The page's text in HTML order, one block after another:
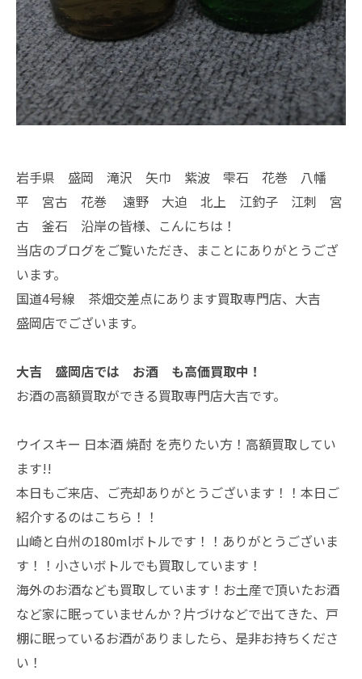
岩手県 盛岡 滝沢 矢巾 紫波 雫石 花巻 八幡
平 宮古 花巻 遠野 大迫 北上 江釣子 江刺 宮
古 釜石 沿岸の皆様、こんにちは！
当店のブログをご覧いただき、まことにありがとうござ
います。
国道4号線 茶畑交差点にあります買取専門店、大吉
盛岡店でございます。
大吉 盛岡店では お酒 も高価買取中！
お酒の高額買取ができる買取専門店大吉です。
ウイスキー 日本酒 焼酎 を売りたい方！高額買取してい
ます!!
本日もご来店、ご売却ありがとうございます！！本日ご
紹介するのはこちら！！
山崎と白州の180mlボトルです！！ありがとうございま
す！！小さいボトルでも買取しています！
海外のお酒なども買取しています！お土産で頂いたお酒
など家に眠っていませんか？片づけなどで出てきた、戸
棚に眠っているお酒がありましたら、是非お持ちくださ
い！